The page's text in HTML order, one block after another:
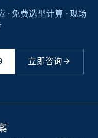
· 免费选型计算 · 现场
立即咨询